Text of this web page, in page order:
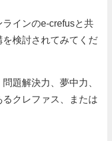
ラインのe-crefusと共
検討されてみてくだ
題解決力、夢中力、
クレファス、または